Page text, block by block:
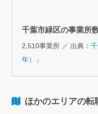
千葉市緑区の事業所
2,510事業所 ／ 出典：
年）」
ほかのエリアの転